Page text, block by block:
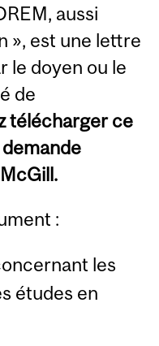
aussi
», est une lettre
le doyen ou le
de
télécharger ce
:
les
études en